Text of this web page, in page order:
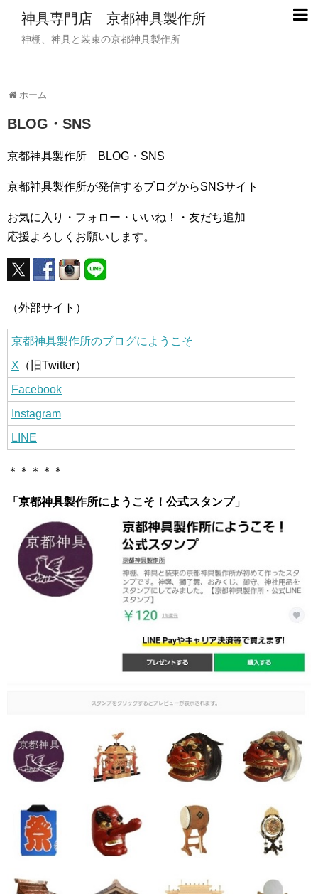
神具専門店 京都神具製作所
神棚、神具と装束の京都神具製作所
ホーム
BLOG・SNS
京都神具製作所 BLOG・SNS
京都神具製作所が発信するブログからSNSサイト
お気に入り・フォロー・いいね！・友だち追加
応援よろしくお願いします。
（外部サイト）
京都神具製作所のブログにようこそ
X （旧Twitter）
Facebook
Instagram
LINE
＊＊＊＊＊
「京都神具製作所にようこそ！公式スタンプ」